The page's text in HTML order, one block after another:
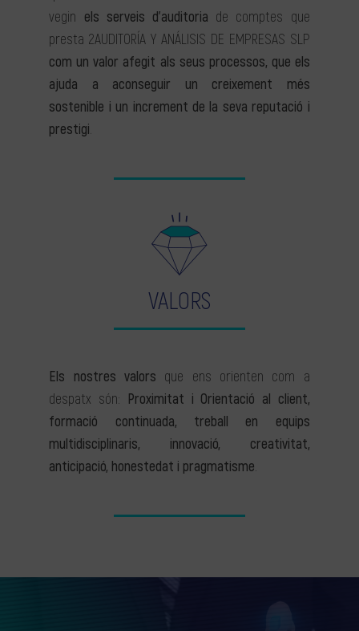
vegin els serveis d’auditoria de comptes que
presta 2AUDITORÍA Y ANÁLISIS DE EMPRESAS SLP
com un valor afegit als seus processos, que els
ajuda a aconseguir un creixement més
sostenible i un increment de la seva reputació i
prestigi.
VALORS
Els nostres valors que ens orienten com a
despatx són: Proximitat i Orientació al client,
formació continuada, treball en equips
multidisciplinaris, innovació, creativitat,
anticipació, honestedat i pragmatisme.